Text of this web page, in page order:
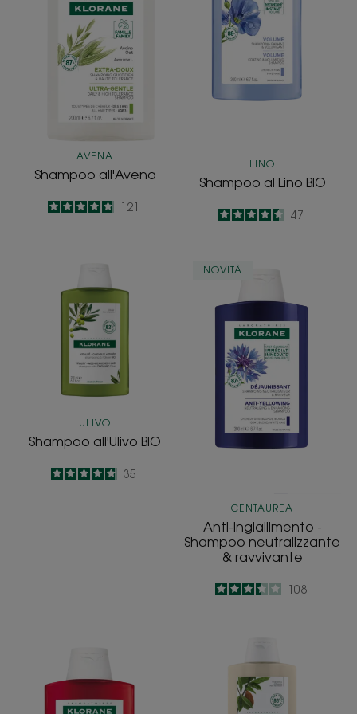
AVENA
Shampoo all'Avena
4.8
/5121
LINO
Shampoo al Lino BIO
4.6
/
5
47
BIO
ULIVO
Shampoo all'Ulivo BIO
4.8
/
5
35
-
Shampoo
neutralizzante
&
ravvivante
NOVITÀ
CENTAUREA
Anti-ingiallimento -
Shampoo neutralizzante
& ravvivante
3.5
/5108
Cupuaçu
BIO